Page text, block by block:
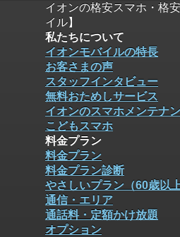
イオンの格安スマホ・格
イル】
私たちについて
イオンモバイルの特長
お客さまの声
スタッフインタビュー
無料おためしサービス
イオンのスマホメンテナ
こどもスマホ
料金プラン
料金プラン
料金プラン診断
やさしいプラン（60歳以
通信・エリア
通話料・定額かけ放題
オプション